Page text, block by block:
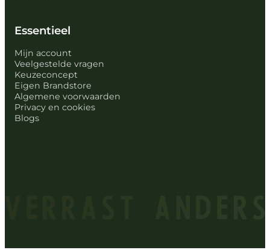
Essentieel
Mijn account
Veelgestelde vragen
Keuzeconcept
Eigen Brandstore
Algemene voorwaarden
Privacy en cookies
Blogs